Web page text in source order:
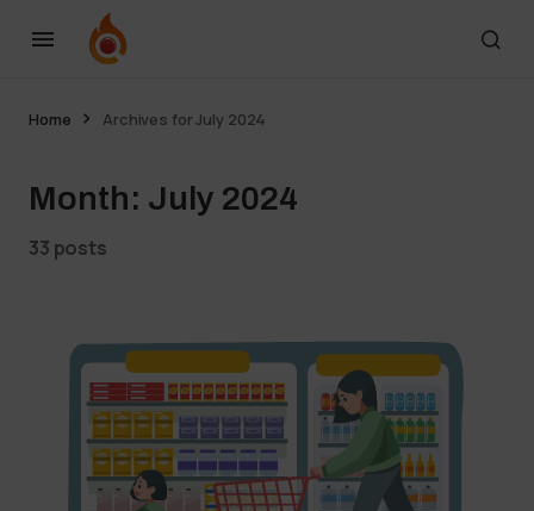
Home Archives for July 2024
Month: July 2024
33 posts